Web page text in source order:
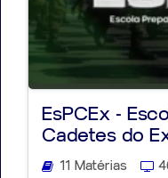
EsPCEx -
Cadetes do
11 Matérias